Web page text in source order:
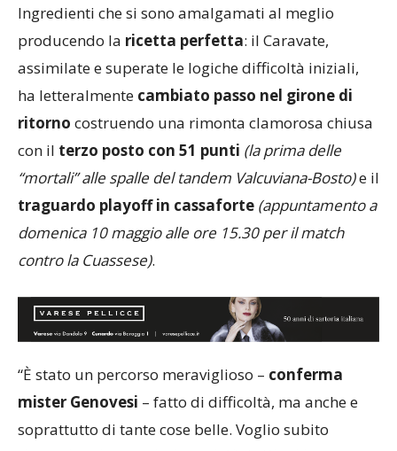
Ingredienti che si sono amalgamati al meglio
: il Caravate,
assimilate e superate le logiche difficoltà iniziali,
ha letteralmente
costruendo una rimonta clamorosa chiusa
terzo posto con 51 punti (la prima delle
“mortali” alle spalle del tandem Valcuviana-Bosto)
traguardo playoff in cassaforte
(appuntamento a
domenica 10 maggio alle ore 15.30 per il match
“È stato un percorso meraviglioso –conferma
mister Genovesi– fatto di difficoltà, ma anche e